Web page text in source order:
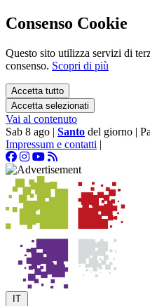
Consenso Cookie
Questo sito utilizza servizi di
consenso. Scopri di più
Accetta tutto
Accetta selezionati
Vai al contenuto
Sab 8 ago | Santo del giorno |
Impressum e contatti |
IT